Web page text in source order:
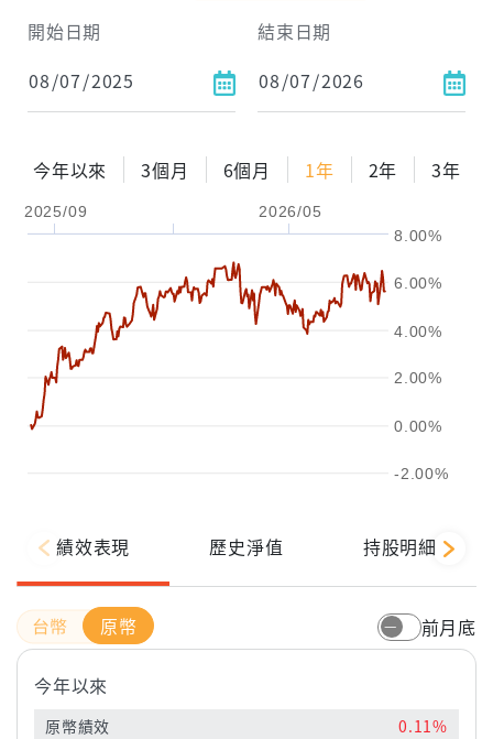
開始日期
結束日期
今年以來 3個月 6個月 1年 2年 3年
2025/09 2026/05
-2.00%
0.00%
2.00%
4.00%
6.00%
8.00%
試算區間
1年
2年
配息金額
參考報酬率
績效表現 歷史淨值 持股明細
原幣 前月底
今年以來
原幣績效
0.11%